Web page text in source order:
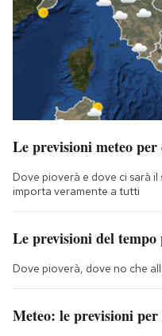
Le previsioni meteo
Dove pioverà e dove ci sarà
importa veramente a tutti
Le previsioni del
Dove pioverà, dove no che
Meteo: le previsioni